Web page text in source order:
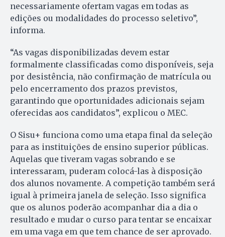
necessariamente ofertam vagas em todas as
edições ou modalidades do processo seletivo”,
informa.
“As vagas disponibilizadas devem estar
formalmente classificadas como disponíveis, seja
por desistência, não confirmação de matrícula ou
pelo encerramento dos prazos previstos,
garantindo que oportunidades adicionais sejam
oferecidas aos candidatos”, explicou o MEC.
O Sisu+ funciona como uma etapa final da seleção
para as instituições de ensino superior públicas.
Aquelas que tiveram vagas sobrando e se
interessaram, puderam colocá-las à disposição
dos alunos novamente. A competição também será
igual à primeira janela de seleção. Isso significa
que os alunos poderão acompanhar dia a dia o
resultado e mudar o curso para tentar se encaixar
em uma vaga em que tem chance de ser aprovado.